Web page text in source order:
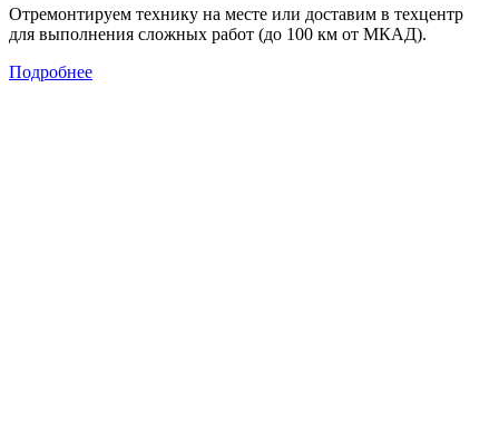
Отремонтируем технику на месте или доставим в техцентр
для выполнения сложных работ (до 100 км от МКАД).
Подробнее